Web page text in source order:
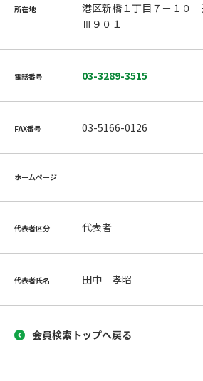
所在地
港区新橋１丁目７－１０
Ⅲ９０１
電話番号 03-3289-3515
FAX番号 03-5166-0126
ホームページ
代表者区分 代表者
代表者氏名 田中 孝昭
会員検索トップへ戻る